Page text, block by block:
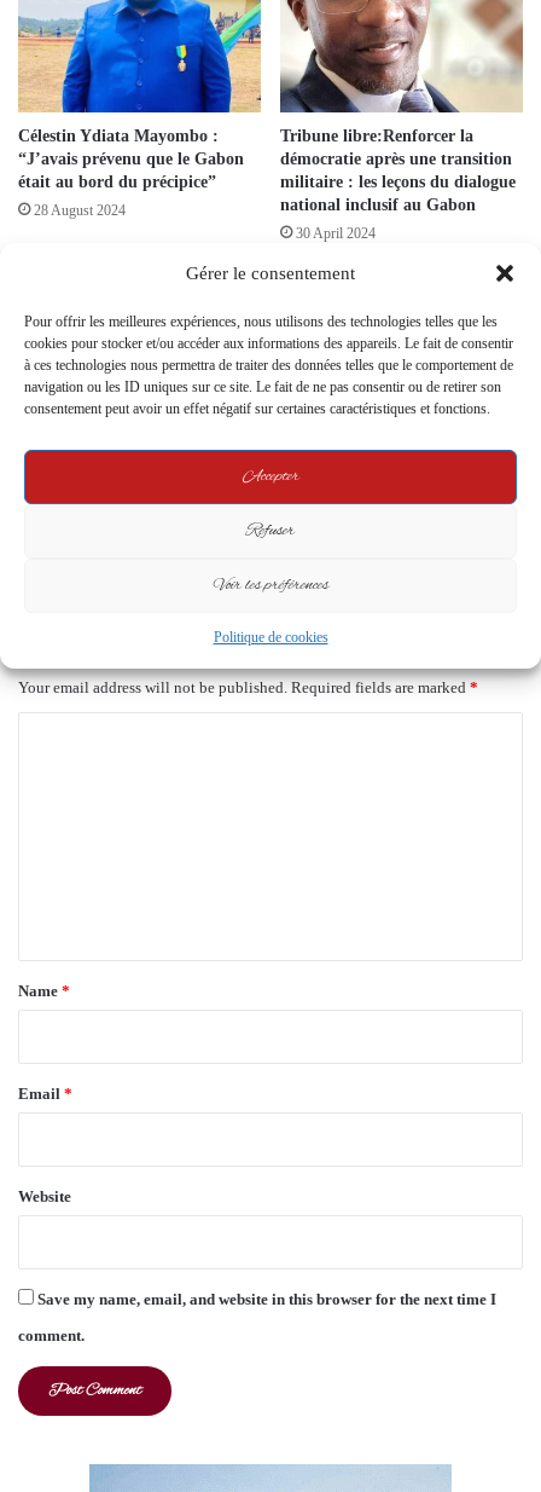
Gérer le consentement
Pour offrir les meilleures expériences, nous utilisons des technologies telles que les
cookies pour stocker et/ou accéder aux informations des appareils. Le fait de consentir
à ces technologies nous permettra de traiter des données telles que le comportement de
navigation ou les ID uniques sur ce site. Le fait de ne pas consentir ou de retirer son
consentement peut avoir un effet négatif sur certaines caractéristiques et fonctions.
Accepter
Refuser
Voir les préférences
Politique de cookies
Célestin Ydiata Mayombo :
“J’avais prévenu que le Gabon
était au bord du précipice”
28 August 2024
Tribune libre:Renforcer la
démocratie après une transition
militaire : les leçons du dialogue
national inclusif au Gabon
30 April 2024
Médard Pangou : « L’Ogoulou
doit conjuguer héritage culturel,
transparence et développement
Solidarité : Entretien avec Jean
Christophe Mouebeyi Boucka
président de ‘L’Union Fait la
Force”
Your email address will not be published. Required fields are marked *
*
Name *
Email *
Website
Save my name, email, and website in this browser for the next time I
comment.